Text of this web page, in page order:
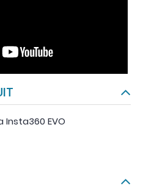
Insta360 EVO